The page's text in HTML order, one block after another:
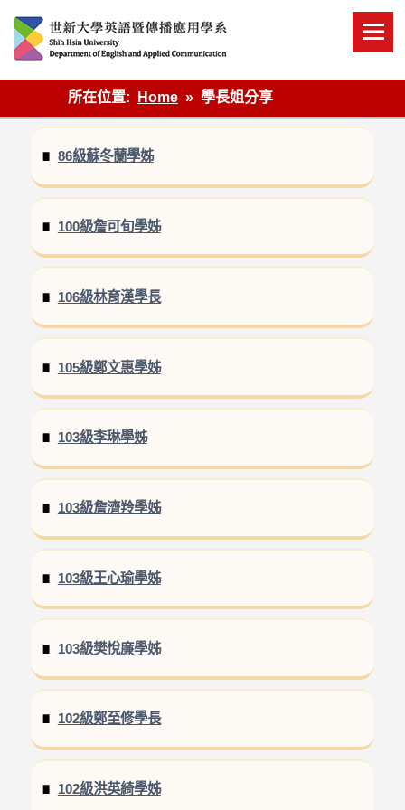
content
英語傳播
所在位置:
Home 學長姐分享
86級蘇冬蘭學姊
100級詹可旬學姊
106級林育漢學長
105級鄭文惠學姊
103級李琳學姊
103級詹濟羚學姊
103級王心瑜學姊
103級樊悅廉學姊
102級鄭至修學長
102級洪英綺學姊